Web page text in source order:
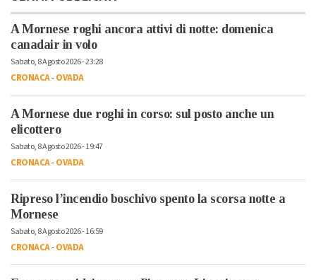
A Mornese roghi ancora attivi di notte: domenica
canadair in volo
Sabato, 8 Agosto 2026 - 23:28
CRONACA-OVADA
A Mornese due roghi in corso: sul posto anche un
elicottero
Sabato, 8 Agosto 2026 - 19:47
CRONACA-OVADA
Ripreso l’incendio boschivo spento la scorsa notte a
Mornese
Sabato, 8 Agosto 2026 - 16:59
CRONACA-OVADA